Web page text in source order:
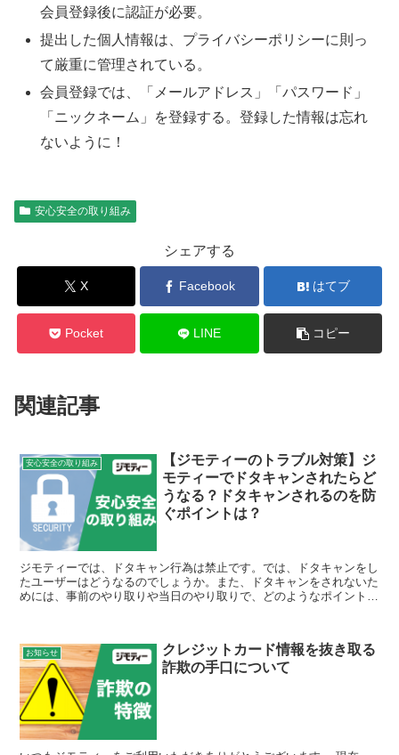
会員登録後に認証が必要。
提出した個人情報は、プライバシーポリシーに則っ
て厳重に管理されている。
会員登録では、「メールアドレス」「パスワード」
「ニックネーム」を登録する。登録した情報は忘れ
ないように！
安心安全の取り組み
シェアする
X Facebook はてブ
Pocket LINE コピー
関連記事
安心安全の取り組み
【ジモティーのトラブル対策】ジ
モティーでドタキャンされたらど
うなる？ドタキャンされるのを防
ぐポイントは？
ジモティーでは、ドタキャン行為は禁止です。では、ドタキャンをし
たユーザーはどうなるのでしょうか。また、ドタキャンをされないた
めには、事前のやり取りや当日のやり取りで、どのようなポイントに
お知らせ
クレジットカード情報を抜き取る
詐欺の手口について